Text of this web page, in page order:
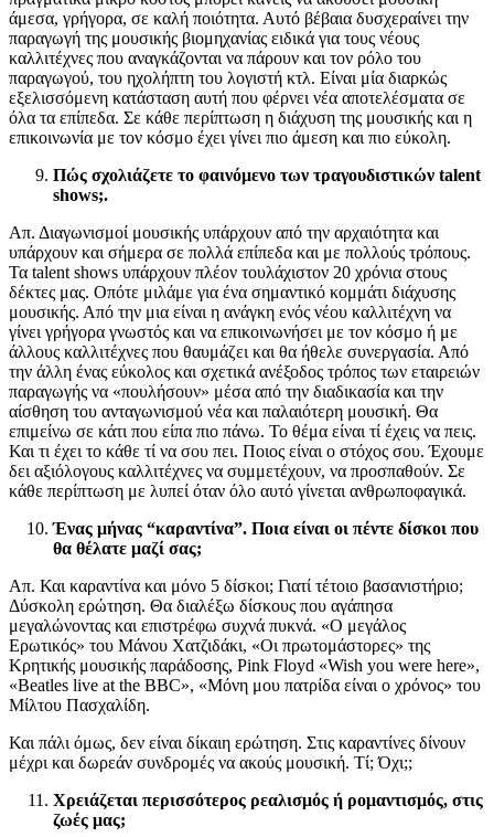
άμεσα, γρήγορα, σε καλή ποιότητα. Αυτό βέβαια δυσχεραίνει την
παραγωγή της μουσικής βιομηχανίας ειδικά για τους νέους
καλλιτέχνες που αναγκάζονται να πάρουν και τον ρόλο του
παραγωγού, του ηχολήπτη του λογιστή κτλ. Είναι μία διαρκώς
εξελισσόμενη κατάσταση αυτή που φέρνει νέα αποτελέσματα σε
όλα τα επίπεδα. Σε κάθε περίπτωση η διάχυση της μουσικής και η
επικοινωνία με τον κόσμο έχει γίνει πιο άμεση και πιο εύκολη.
Πώς σχολιάζετε το φαινόμενο των τραγουδιστικών talent
shows;.
Απ. Διαγωνισμοί μουσικής υπάρχουν από την αρχαιότητα και
υπάρχουν και σήμερα σε πολλά επίπεδα και με πολλούς τρόπους.
Τα talent shows υπάρχουν πλέον τουλάχιστον 20 χρόνια στους
δέκτες μας. Οπότε μιλάμε για ένα σημαντικό κομμάτι διάχυσης
μουσικής. Από την μια είναι η ανάγκη ενός νέου καλλιτέχνη να
γίνει γρήγορα γνωστός και να επικοινωνήσει με τον κόσμο ή με
άλλους καλλιτέχνες που θαυμάζει και θα ήθελε συνεργασία. Από
την άλλη ένας εύκολος και σχετικά ανέξοδος τρόπος των εταιρειών
παραγωγής να «πουλήσουν» μέσα από την διαδικασία και την
αίσθηση του ανταγωνισμού νέα και παλαιότερη μουσική. Θα
επιμείνω σε κάτι που είπα πιο πάνω. Το θέμα είναι τί έχεις να πεις.
Και τι έχει το κάθε τί να σου πει. Ποιος είναι ο στόχος σου. Έχουμε
δει αξιόλογους καλλιτέχνες να συμμετέχουν, να προσπαθούν. Σε
κάθε περίπτωση με λυπεί όταν όλο αυτό γίνεται ανθρωποφαγικά.
Ένας μήνας “καραντίνα”. Ποια είναι οι πέντε δίσκοι που
θα θέλατε μαζί σας;
Απ. Και καραντίνα και μόνο 5 δίσκοι; Γιατί τέτοιο βασανιστήριο;
Δύσκολη ερώτηση. Θα διαλέξω δίσκους που αγάπησα
μεγαλώνοντας και επιστρέφω συχνά πυκνά. «Ο μεγάλος
Ερωτικός» του Μάνου Χατζιδάκι, «Οι πρωτομάστορες» της
Κρητικής μουσικής παράδοσης, Pink Floyd «Wish you were here»,
«Beatles live at the BBC», «Μόνη μου πατρίδα είναι ο χρόνος» του
Μίλτου Πασχαλίδη.
Και πάλι όμως, δεν είναι δίκαιη ερώτηση. Στις καραντίνες δίνουν
μέχρι και δωρεάν συνδρομές να ακούς μουσική. Τί; Όχι;;
Χρειάζεται περισσότερος ρεαλισμός ή ρομαντισμός, στις
ζωές μας;